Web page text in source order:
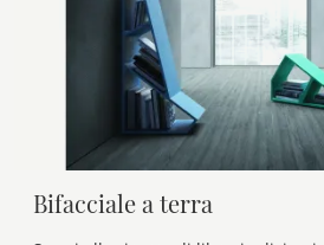
Bifacciale a terra